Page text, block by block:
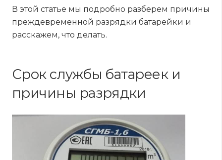
В этой статье мы подробно разберем причины
преждевременной разрядки батарейки и
расскажем, что делать.
Срок службы батареек и
причины разрядки